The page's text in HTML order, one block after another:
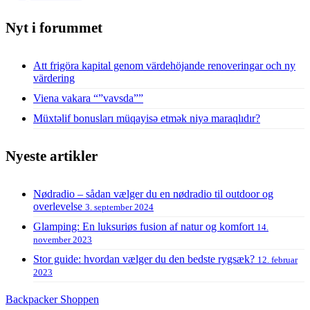
Nyt i forummet
Att frigöra kapital genom värdehöjande renoveringar och ny
värdering
Viena vakara “”vavsda””
Müxtəlif bonusları müqayisə etmək niyə maraqlıdır?
Nyeste artikler
Nødradio – sådan vælger du en nødradio til outdoor og
overlevelse 3. september 2024
Glamping: En luksuriøs fusion af natur og komfort 14.
november 2023
Stor guide: hvordan vælger du den bedste rygsæk? 12. februar
2023
Backpacker Shoppen